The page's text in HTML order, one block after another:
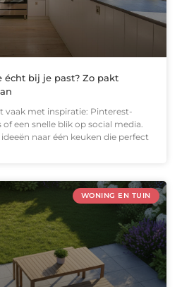
écht bij je past? Zo pakt
vaak met inspiratie: Pinterest-
een snelle blik op social media.
naar één keuken die perfect
WONING EN TUIN